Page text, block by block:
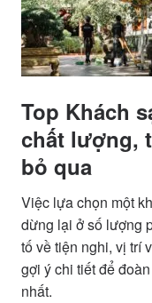
Top Khách
chất lượng,
bỏ qua
Việc lựa chọn một
dừng lại ở số lượng
tố về tiện nghi, vị trí
gợi ý chi tiết để
nhất.